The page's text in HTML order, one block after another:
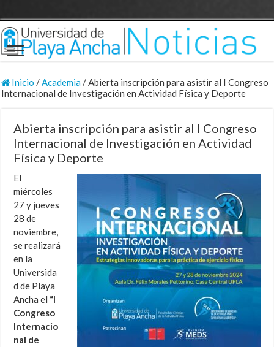
Inicio /Academia/Abierta inscripción para asistir al I Congreso
Internacional de Investigación en Actividad Física y Deporte
Abierta inscripción para asistir al I Congreso
Internacional de Investigación en Actividad
Física y Deporte
El
miércoles
27 y jueves
28 de
noviembre,
se realizará
en la
Universida
d de Playa
Ancha el “I
Congreso
Internacio
nal de